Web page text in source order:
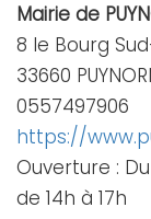
Mairie de
8 le Bourg
33660
0557497906
https://
Ouverture :
de 14h à 17h